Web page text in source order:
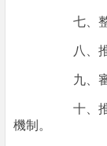
七、
八、
九、
十、
機制。